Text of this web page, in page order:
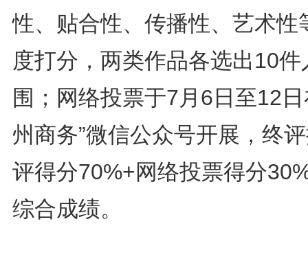
性、贴合性、传播性、艺术性
度打分，两类作品各选出10件
围；网络投票于7月6日至12日
州商务”微信公众号开展，终
评得分70%+网络投票得分
综合成绩。